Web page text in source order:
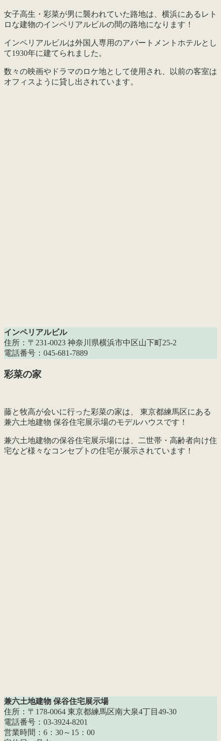
女子高生・彩菜が男に襲われていた路地は、横浜にあるレト
ロな建物のインペリアルビルの間の路地になります！
インペリアルビルは外国人専用のアパートメントホテルとし
て1930年に建てられました。
数々の映画やドラマのロケ地として使用され、以前の客室は
オフィスように貸し出されています。
インペリアルビル
住所：〒231-0023 神奈川県横浜市中区山下町25-2
電話番号：045-681-7889
彩菜の家
藤と牧高が会いに行った彩菜の家は、 東京都練馬区にある
兼六土地建物 保谷住宅展示場のモデルハウスです！
兼六土地建物の保谷住宅展示場には、二世帯・高齢者向け住
宅など様々なコンセプトの住宅が展示されています！
兼六土地建物 保谷住宅展示場
住所：〒178-0064 東京都練馬区南大泉4丁目49-30
電話番号：03-3924-8201
営業時間：6：30～15：00